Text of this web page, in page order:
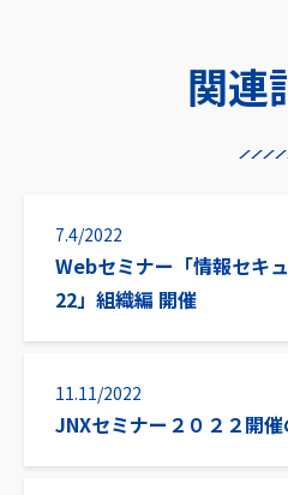
関連
7.4/2022
Webセミナー「情報セキ
22」組織編 開催
11.11/2022
JNXセミナー２０２２開